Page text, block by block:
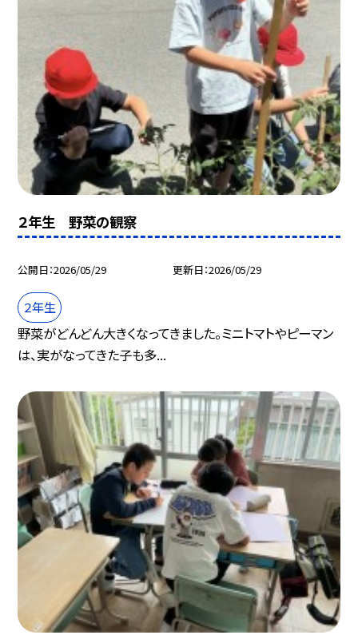
２年生 野菜の観察
公開日 2026/05/29 更新日 2026/05/29
２年生
野菜がどんどん大きくなってきました。ミニトマトやピーマン
は、実がなってきた子も多...